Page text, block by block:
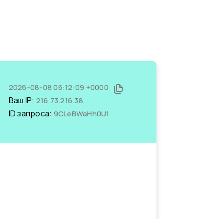
2026-08-08 06:12:09 +0000
Ваш IP: 216.73.216.38
ID запроса: 9CLeBWaHh0U1